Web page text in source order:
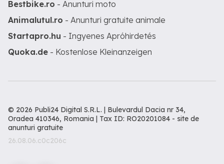
Bestbike.ro - Anunturi moto
Animalutul.ro - Anunturi gratuite animale
Startapro.hu - Ingyenes Apróhirdetés
Quoka.de - Kostenlose Kleinanzeigen
© 2026 Publi24 Digital S.R.L. | Bulevardul Dacia nr 34,
Oradea 410346, Romania | Tax ID: RO20201084 - site de
anunturi gratuite
26.08.06.c0c206c